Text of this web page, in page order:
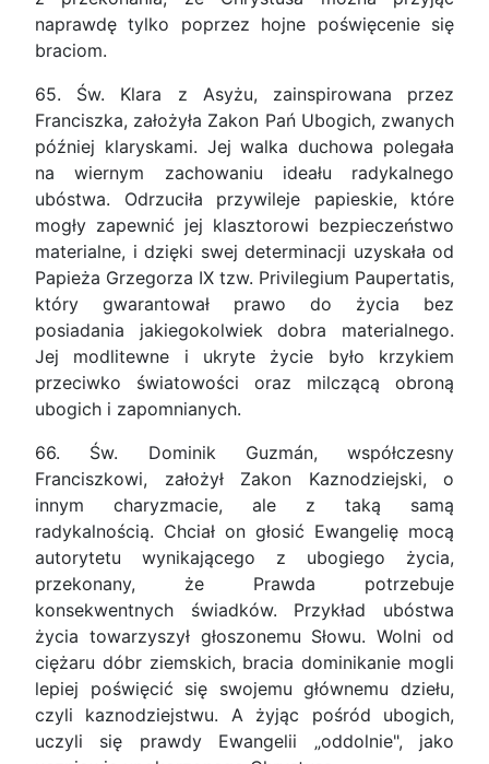
naprawdę tylko poprzez hojne poświęcenie się
braciom.
65. Św. Klara z Asyżu, zainspirowana przez
Franciszka, założyła Zakon Pań Ubogich, zwanych
później klaryskami. Jej walka duchowa polegała
na wiernym zachowaniu ideału radykalnego
ubóstwa. Odrzuciła przywileje papieskie, które
mogły zapewnić jej klasztorowi bezpieczeństwo
materialne, i dzięki swej determinacji uzyskała od
Papieża Grzegorza IX tzw. Privilegium Paupertatis,
który gwarantował prawo do życia bez
posiadania jakiegokolwiek dobra materialnego.
Jej modlitewne i ukryte życie było krzykiem
przeciwko światowości oraz milczącą obroną
ubogich i zapomnianych.
66. Św. Dominik Guzmán, współczesny
Franciszkowi, założył Zakon Kaznodziejski, o
innym charyzmacie, ale z taką samą
radykalnością. Chciał on głosić Ewangelię mocą
autorytetu wynikającego z ubogiego życia,
przekonany, że Prawda potrzebuje
konsekwentnych świadków. Przykład ubóstwa
życia towarzyszył głoszonemu Słowu. Wolni od
ciężaru dóbr ziemskich, bracia dominikanie mogli
lepiej poświęcić się swojemu głównemu dziełu,
czyli kaznodziejstwu. A żyjąc pośród ubogich,
uczyli się prawdy Ewangelii „oddolnie", jako